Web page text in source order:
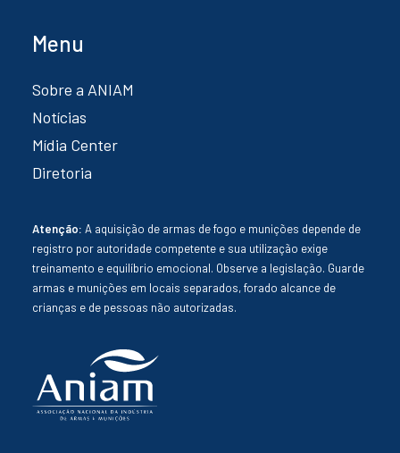
Menu
Sobre a ANIAM
Notícias
Mídia Center
Diretoria
Atenção: A aquisição de armas de fogo e munições depende de
registro por autoridade competente e sua utilização exige
treinamento e equilíbrio emocional. Observe a legislação. Guarde
armas e munições em locais separados, forado alcance de
crianças e de pessoas não autorizadas.